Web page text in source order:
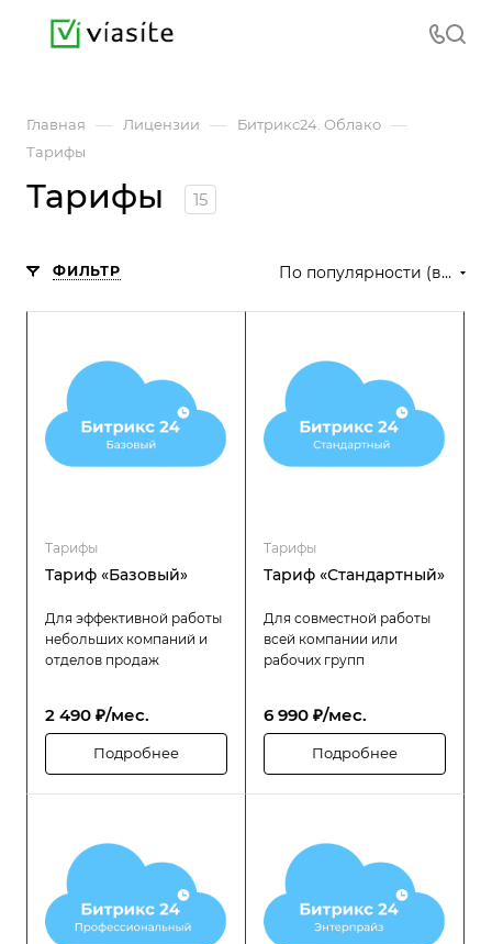
Главная — Лицензии — Битрикс24. Облако —
Тарифы
Тарифы 15
ФИЛЬТР По популярности (возрастание)
Тарифы
Тариф «Базовый»
Для эффективной работы
небольших компаний и
отделов продаж
2 490 ₽/мес.
Подробнее
Тарифы
Тариф «Стандартный»
Для совместной работы
всей компании или
рабочих групп
6 990 ₽/мес.
Подробнее